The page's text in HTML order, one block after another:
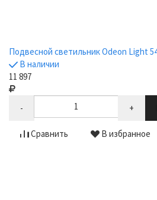
Подвесной светильник Odeon Light
В наличии
11 897
- +
Сравнить В избранное